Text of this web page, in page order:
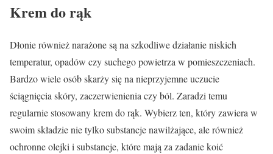
Krem do rąk
Dłonie również narażone są na szkodliwe działanie niskich
temperatur, opadów czy suchego powietrza w pomieszczeniach.
Bardzo wiele osób skarży się na nieprzyjemne uczucie
ściągnięcia skóry, zaczerwienienia czy ból. Zaradzi temu
regularnie stosowany krem do rąk. Wybierz ten, który zawiera w
swoim składzie nie tylko substancje nawilżające, ale również
ochronne olejki i substancje, które mają za zadanie koić